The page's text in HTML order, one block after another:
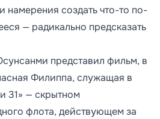
намерения создать что-то по-
— радикально предсказать
представил фильм, в
Филиппа, служащая в
31» — скрытном
флота, действующем за